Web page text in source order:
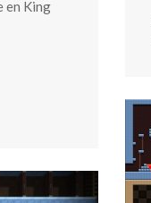
en King